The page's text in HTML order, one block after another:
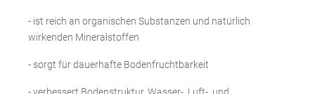
- ist reich an organischen Substanzen und natürlich
wirkenden Mineralstoffen
- sorgt für dauerhafte Bodenfruchtbarkeit